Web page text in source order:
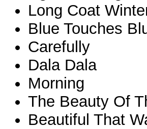
Long Coat
Blue Touches
Carefully
Dala Dala
Morning
The Beauty Of
Beautiful That